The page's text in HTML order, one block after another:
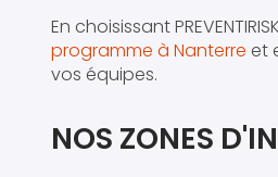
En choisissant
programme à Nanterre et
vos équipes.
NOS ZONES